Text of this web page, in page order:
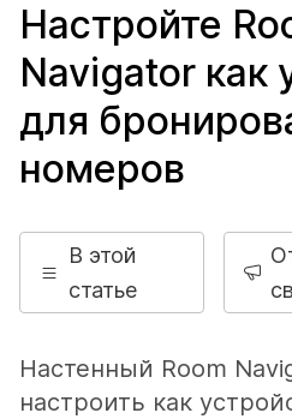
Настройте
Navigator как
для
номеров
В этой
статье
Настенный Room
настроить как